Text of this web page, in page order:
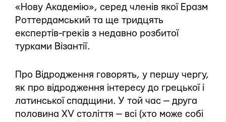
«Нову Академію», серед членів якої Еразм
Роттердамський та ще тридцять
експертів-греків з недавно розбитої
турками Візантії.
Про Відродження говорять, у першу чергу,
як про відродження інтересу до грецької і
латинської спадщини. У той час — друга
половина XV століття — всі (хто може собі